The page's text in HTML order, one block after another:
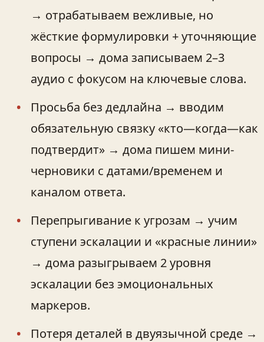
→ отрабатываем вежливые, но
жёсткие формулировки + уточняющие
вопросы → дома записываем 2–3
аудио с фокусом на ключевые слова.
Просьба без дедлайна → вводим
обязательную связку «кто—когда—как
подтвердит» → дома пишем мини-
черновики с датами/временем и
каналом ответа.
Перепрыгивание к угрозам → учим
ступени эскалации и «красные линии»
→ дома разыгрываем 2 уровня
эскалации без эмоциональных
маркеров.
Потеря деталей в двуязычной среде →